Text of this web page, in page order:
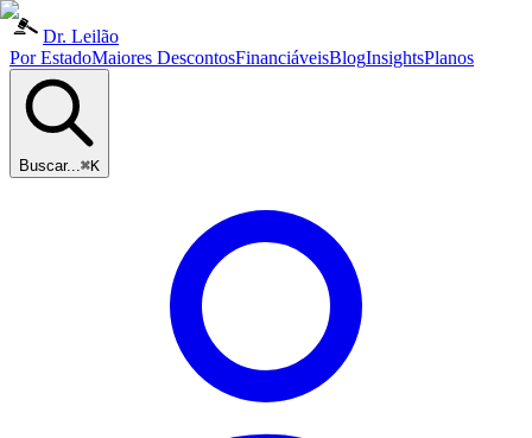
Dr. Leilão
Por EstadoMaiores DescontosFinanciáveisBlogInsightsPlanos
Buscar...⌘K